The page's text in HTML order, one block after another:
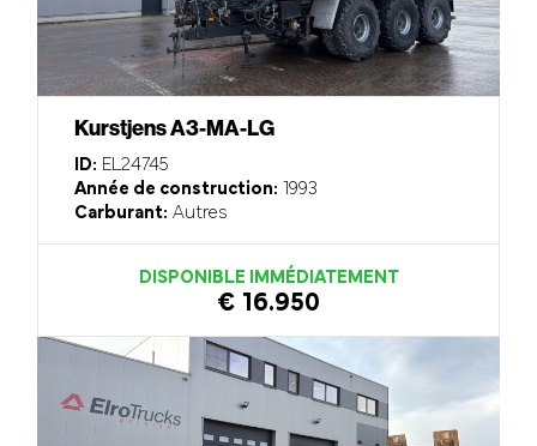
Kurstjens A3-MA-LG
ID: EL24745
Année de construction: 1993
Carburant: Autres
DISPONIBLE IMMÉDIATEMENT
€ 16.950